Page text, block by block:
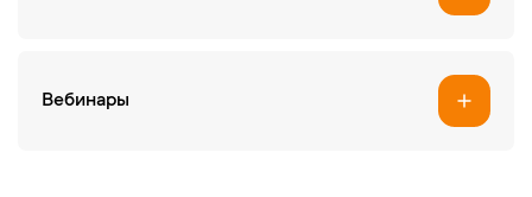
Вебинары